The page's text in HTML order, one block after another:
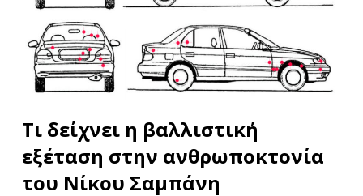
Τι δείχνει η βαλλιστική
εξέταση στην ανθρωποκτονία
του Νίκου Σαμπάνη